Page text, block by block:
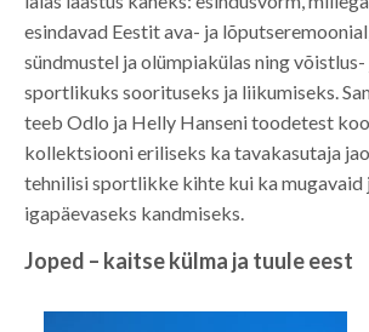
esindavad Eestit ava- ja
sündmustel ja olümpiakülas ning
sportlikuks soorituseks ja liikumiseks.
teeb Odlo ja Helly Hanseni toodetest
kollektsiooni eriliseks ka tavakasutaja
tehnilisi sportlikke kihte kui ka mugavaid
igapäevaseks kandmiseks.
Joped – kaitse külma ja tuule eest